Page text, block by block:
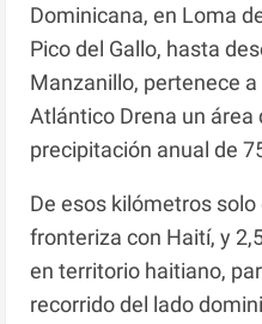
Dominicana, en Loma
Pico del Gallo, hasta
Manzanillo, pertenece
Atlántico Drena un área
precipitación anual de
De esos kilómetros
fronteriza con Haití, y
en territorio haitiano,
recorrido del lado